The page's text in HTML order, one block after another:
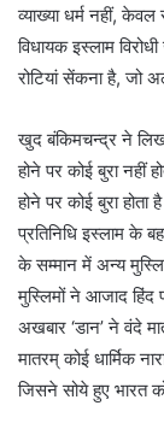
व्याख्या धर्म नहीं,
विधायक इस्लाम
रोटियां सेंकना है, जो
खुद बंकिमचन्द्र ने
होने पर कोई बुरा नहीं
होने पर कोई बुरा होता
प्रतिनिधि इस्लाम के
के सम्मान में अन्य
मुस्लिमों ने आजाद हिंद
अखबार ‘डान’ ने वंदे
मातरम् कोई धार्मिक
जिसने सोये हुए भारत